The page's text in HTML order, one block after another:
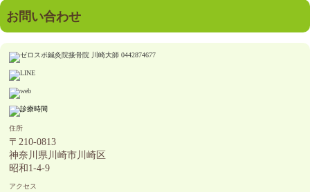
お問い合わせ
住所
〒210-0813
神奈川県川崎市川崎区
昭和1-4-9
アクセス